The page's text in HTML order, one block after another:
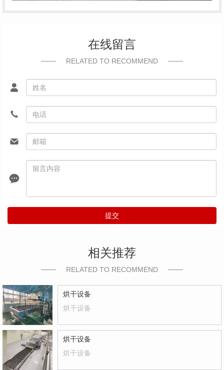
在线留言
RELATED TO RECOMMEND
提交
相关推荐
RELATED TO RECOMMEND
烘干设备
烘干设备
烘干设备
烘干设备